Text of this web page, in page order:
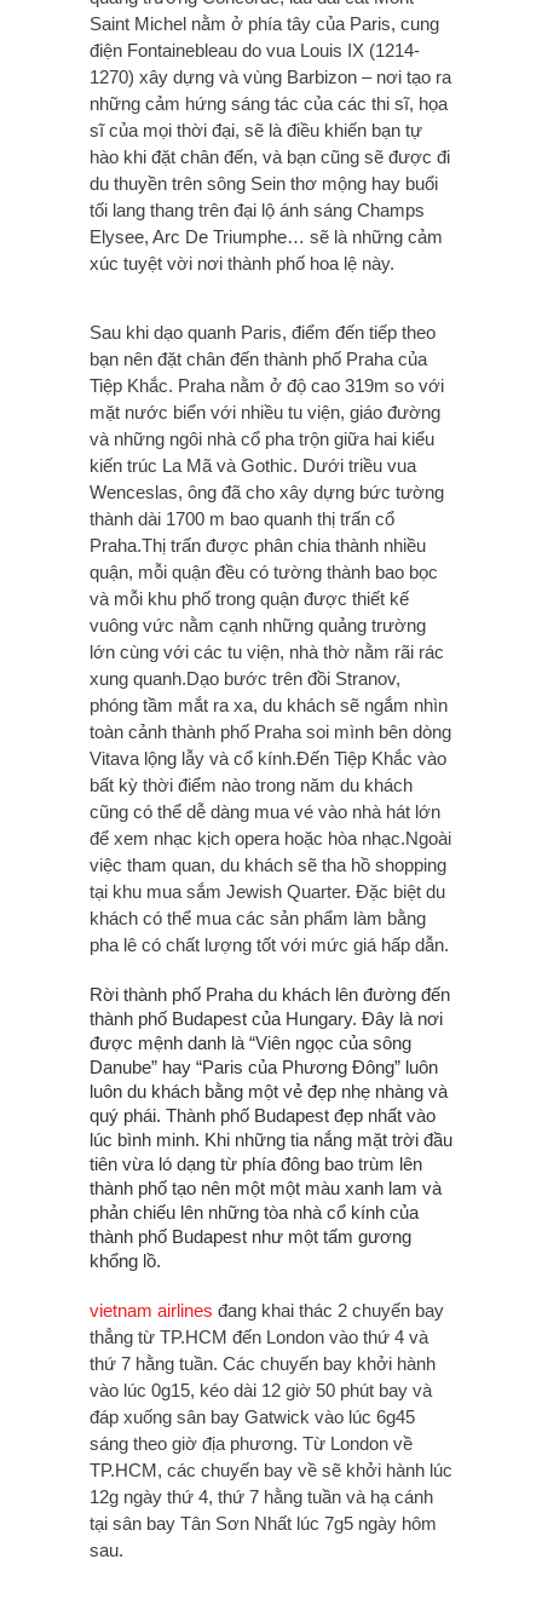
Saint Michel nằm ở phía tây của Paris, cung
điện Fontainebleau do vua Louis IX (1214-
1270) xây dựng và vùng Barbizon – nơi tạo ra
những cảm hứng sáng tác của các thi sĩ, họa
sĩ của mọi thời đại, sẽ là điều khiến bạn tự
hào khi đặt chân đến, và bạn cũng sẽ được đi
du thuyền trên sông Sein thơ mộng hay buổi
tối lang thang trên đại lộ ánh sáng Champs
Elysee, Arc De Triumphe… sẽ là những cảm
xúc tuyệt vời nơi thành phố hoa lệ này.
Sau khi dạo quanh Paris, điểm đến tiếp theo
bạn nên đặt chân đến thành phố Praha của
Tiệp Khắc. Praha nằm ở độ cao 319m so với
mặt nước biển với nhiều tu viện, giáo đường
và những ngôi nhà cổ pha trộn giữa hai kiểu
kiến trúc La Mã và Gothic. Dưới triều vua
Wenceslas, ông đã cho xây dựng bức tường
thành dài 1700 m bao quanh thị trấn cổ
Praha.Thị trấn được phân chia thành nhiều
quận, mỗi quận đều có tường thành bao bọc
và mỗi khu phố trong quận được thiết kế
vuông vức nằm cạnh những quảng trường
lớn cùng với các tu viện, nhà thờ nằm rãi rác
xung quanh.Dạo bước trên đồi Stranov,
phóng tầm mắt ra xa, du khách sẽ ngắm nhìn
toàn cảnh thành phố Praha soi mình bên dòng
Vitava lộng lẫy và cổ kính.Đến Tiệp Khắc vào
bất kỳ thời điểm nào trong năm du khách
cũng có thể dễ dàng mua vé vào nhà hát lớn
để xem nhạc kịch opera hoặc hòa nhạc.Ngoài
việc tham quan, du khách sẽ tha hồ shopping
tại khu mua sắm Jewish Quarter. Đặc biệt du
khách có thể mua các sản phẩm làm bằng
pha lê có chất lượng tốt với mức giá hấp dẫn.
Rời thành phố Praha du khách lên đường đến
thành phố Budapest của Hungary. Đây là nơi
được mệnh danh là “Viên ngọc của sông
Danube” hay “Paris của Phương Đông” luôn
luôn du khách bằng một vẻ đẹp nhẹ nhàng và
quý phái. Thành phố Budapest đẹp nhất vào
lúc bình minh. Khi những tia nắng mặt trời đầu
tiên vừa ló dạng từ phía đông bao trùm lên
thành phố tạo nên một một màu xanh lam và
phản chiếu lên những tòa nhà cổ kính của
thành phố Budapest như một tấm gương
khổng lồ.
vietnam airlines đang khai thác 2 chuyến bay
thẳng từ TP.HCM đến London vào thứ 4 và
thứ 7 hằng tuần. Các chuyến bay khởi hành
vào lúc 0g15, kéo dài 12 giờ 50 phút bay và
đáp xuống sân bay Gatwick vào lúc 6g45
sáng theo giờ địa phương. Từ London về
TP.HCM, các chuyến bay về sẽ khởi hành lúc
12g ngày thứ 4, thứ 7 hằng tuần và hạ cánh
tại sân bay Tân Sơn Nhất lúc 7g5 ngày hôm
sau.